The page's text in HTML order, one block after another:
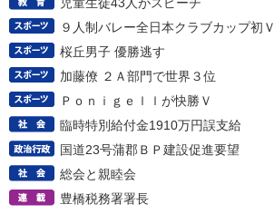
９人制バレー全日本クラブカップ初Ｖ
桜丘男子 優勝逃す
加藤僚 ２Ａ部門で世界３位
Ｐｏｎｉｇｅｌｌが快勝Ｖ
臨時特別給付金1910万円誤支給
国道23号蒲郡ＢＰ建設促進要望
総会と親睦会
豊橋税務署署長